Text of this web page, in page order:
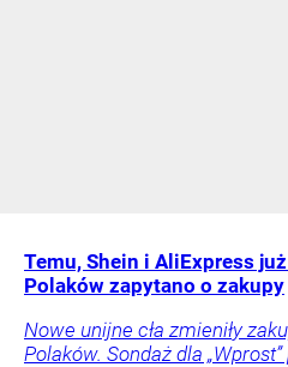
Temu, Shein i AliExpress
Polaków zapytano o zakupy
Nowe unijne cła zmieniły
Polaków. Sondaż dla